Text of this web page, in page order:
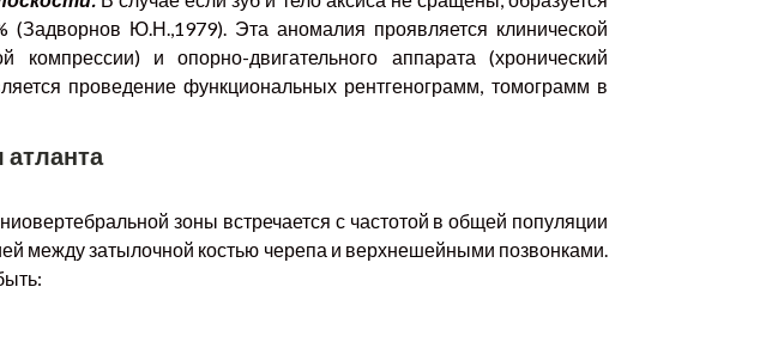
(Задворнов Ю.Н.,1979). Эта аномалия проявляется клинической
и опорно-двигательного аппарата (хронический
проведение функциональных рентгенограмм, томограмм в
зоны встречается с частотой в общей популяции
между затылочной костью черепа и верхнешейными позвонками.